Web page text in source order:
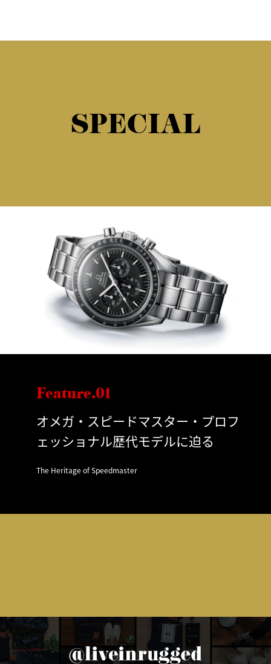
SPECIAL
Feature.01
オメガ・スピードマスター・プロフ
ェッショナル歴代モデルに迫る
The Heritage of Speedmaster